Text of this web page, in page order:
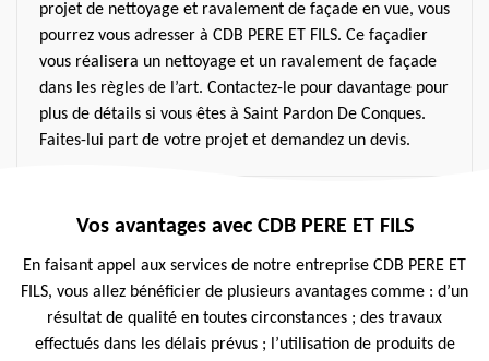
projet de nettoyage et ravalement de façade en vue, vous
pourrez vous adresser à CDB PERE ET FILS. Ce façadier
vous réalisera un nettoyage et un ravalement de façade
dans les règles de l’art. Contactez-le pour davantage pour
plus de détails si vous êtes à Saint Pardon De Conques.
Faites-lui part de votre projet et demandez un devis.
Vos avantages avec CDB PERE ET FILS
En faisant appel aux services de notre entreprise CDB PERE ET
FILS, vous allez bénéficier de plusieurs avantages comme : d’un
résultat de qualité en toutes circonstances ; des travaux
effectués dans les délais prévus ; l’utilisation de produits de